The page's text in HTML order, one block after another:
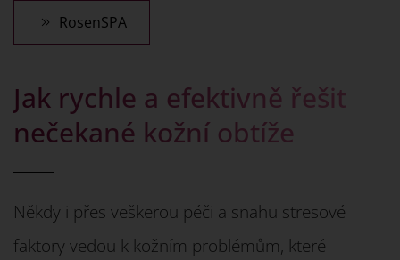
RosenSPA
Jak rychle a efektivně řešit
nečekané kožní obtíže
Někdy i přes veškerou péči a snahu stresové
faktory vedou k kožním problémům, které